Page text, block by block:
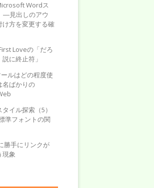
Wordス
―見出しのアウ
け方を変更する確
Loveの「だろ
に終止符」
ルはどの程度使
ばかりの
イル探索（5）
準フォントの関
勝手にリンクが
現象